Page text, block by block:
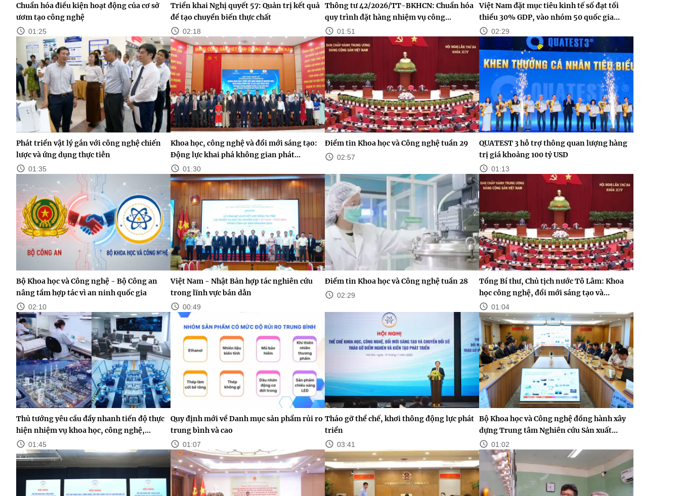
Chuẩn hóa điều kiện hoạt động của cơ sở
ươm tạo công nghệ
01:25
Triển khai Nghị quyết 57: Quản trị kết quả
để tạo chuyển biến thực chất
02:18
Thông tư 42/2026/TT-BKHCN: Chuẩn hóa
quy trình đặt hàng nhiệm vụ công...
01:51
Việt Nam đặt mục tiêu kinh tế số đạt tối
thiểu 30% GDP, vào nhóm 50 quốc gia...
02:29
Phát triển vật lý gắn với công nghệ chiến
lược và ứng dụng thực tiễn
01:35
Khoa học, công nghệ và đổi mới sáng tạo:
Động lực khai phá không gian phát...
01:30
Điểm tin Khoa học và Công nghệ tuần 29
02:57
QUATEST 3 hỗ trợ thông quan lượng hàng
trị giá khoảng 100 tỷ USD
01:13
Bộ Khoa học và Công nghệ - Bộ Công an
nâng tầm hợp tác vì an ninh quốc gia
02:10
Việt Nam - Nhật Bản hợp tác nghiên cứu
trong lĩnh vực bán dẫn
00:49
Điểm tin Khoa học và Công nghệ tuần 28
02:29
Tổng Bí thư, Chủ tịch nước Tô Lâm: Khoa
học công nghệ, đổi mới sáng tạo và...
01:04
Thủ tướng yêu cầu đẩy nhanh tiến độ thực
hiện nhiệm vụ khoa học, công nghệ,...
01:45
Quy định mới về Danh mục sản phẩm rủi ro
trung bình và cao
01:07
Tháo gỡ thể chế, khơi thông động lực phát
triển
03:41
Bộ Khoa học và Công nghệ đồng hành xây
dựng Trung tâm Nghiên cứu Sản xuất...
01:02